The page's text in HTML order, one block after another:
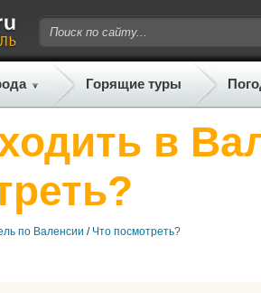
Горящие туры
в
по Валенсии / Что посмотреть?